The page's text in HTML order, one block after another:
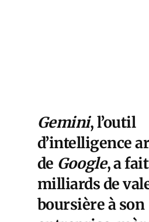
Gemini, l’outil
d’intelligence
de Google, a
milliards de
boursière à son